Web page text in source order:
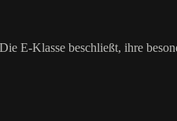
E-Klasse beschließt, ihre